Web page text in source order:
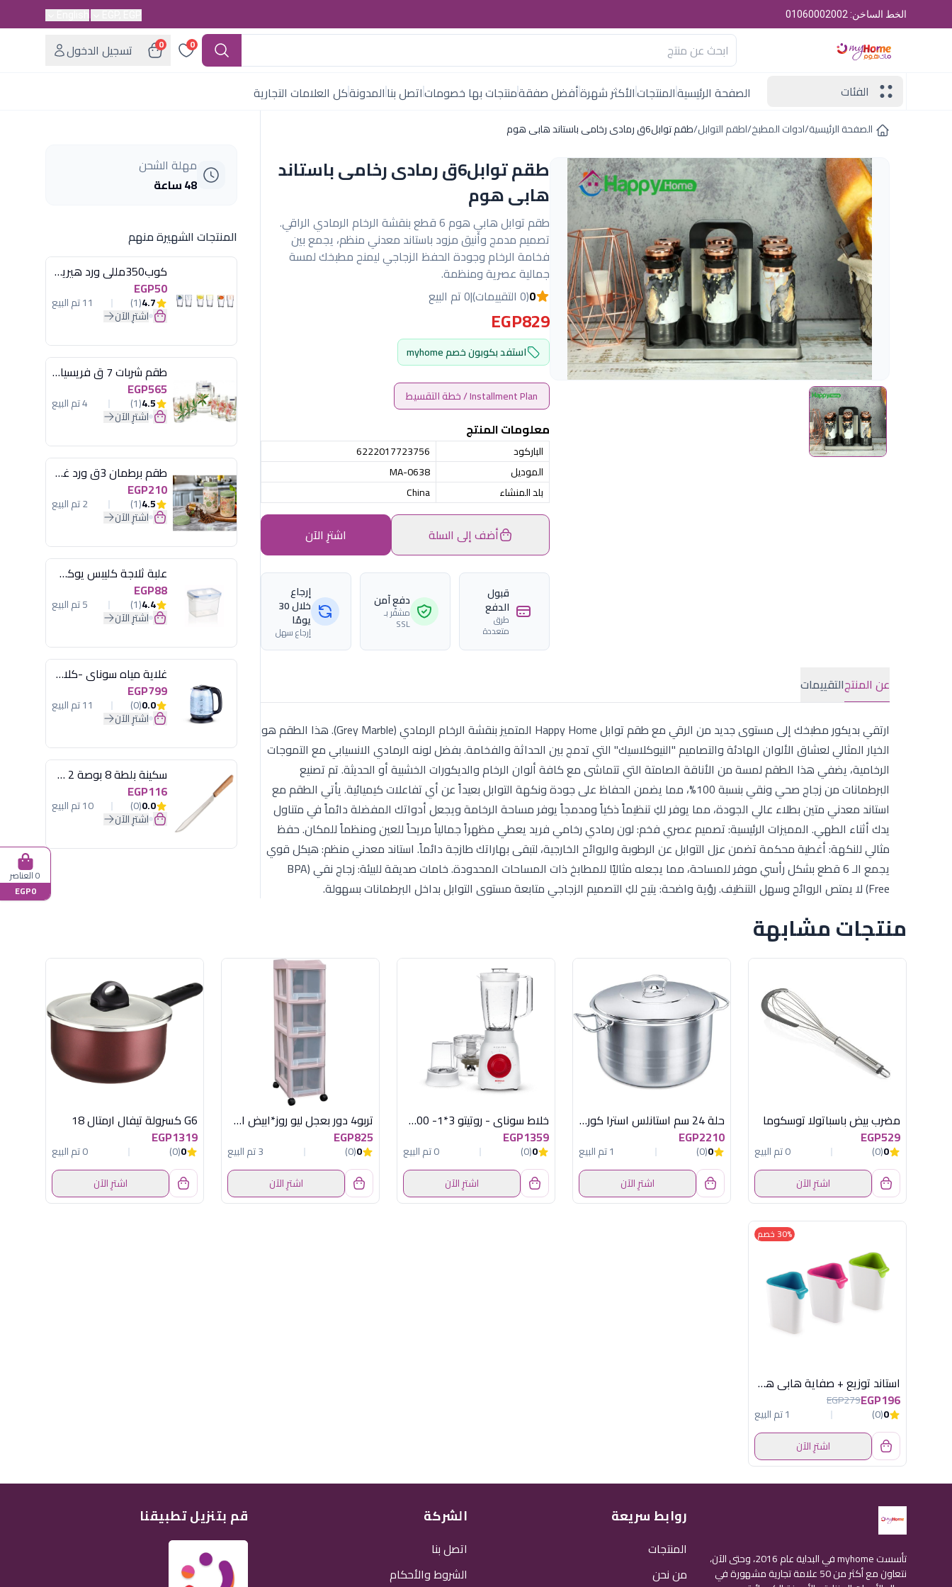
الخط الساخن: 01060002002
0
0
تسجيل الدخول
الفئات
الصفحة الرئيسيةالمنتجاتالأكثر شهرةأفضل صفقةمنتجات بها خصوماتاتصل بناالمدونةكل العلامات التجارية
الصفحة الرئيسية/ادوات المطبخ/اطقم التوابل/طقم توابل6ق رمادى رخامى باستاند هابى هوم
طقم توابل6ق رمادى رخامى باستاند
هابى هوم
طقم توابل هابي هوم 6 قطع بنقشة الرخام الرمادي الراقي.
تصميم مدمج وأنيق مزود باستاند معدني منظم، يجمع بين
فخامة الرخام وجودة الحفظ الزجاجي ليمنح مطبخك لمسة
جمالية عصرية ومنظمة.
0(0 التقييمات) |0 تم البيع
EGP829
استفد بكوبون خصم myhome
Installment Plan / خطة التقسيط
معلومات المنتج
الباركود
6222017723756
الموديل
MA-0638
بلد المنشاء
China
أضف إلى السلة اشترِ الآن
قبول
الدفع
طرق
متعددة
دفع آمن
مشفّر بـ
SSL
إرجاع
خلال 30
يومًا
إرجاع سهل
عن المنتجالتقييمات
ارتقي بديكور مطبخك إلى مستوى جديد من الرقي مع طقم توابل Happy Home المتميز بنقشة الرخام الرمادي (Grey Marble). هذا الطقم هو
الخيار المثالي لعشاق الألوان الهادئة والتصاميم "النيوكلاسيك" التي تدمج بين الحداثة والفخامة. بفضل لونه الرمادي الانسيابي مع التموجات
الرخامية، يضفي هذا الطقم لمسة من الأناقة الصامتة التي تتماشى مع كافة ألوان الرخام والديكورات الخشبية أو الحديثة. تم تصنيع
البرطمانات من زجاج صحي ونقي بنسبة 100%، مما يضمن الحفاظ على جودة ونكهة التوابل بعيداً عن أي تفاعلات كيميائية. يأتي الطقم مع
استاند معدني متين بطلاء عالي الجودة، مما يوفر لكِ تنظيماً ذكياً ومدمجاً يوفر مساحة الرخامة ويجعل أدواتك المفضلة دائماً في متناول
يدك أثناء الطهي. المميزات الرئيسية: تصميم عصري فخم: لون رمادي رخامي فريد يعطي مظهراً جمالياً مريحاً للعين ومنظماً للمكان. حفظ
مثالي للنكهة: أغطية محكمة تضمن عزل التوابل عن الرطوبة والروائح الخارجية، لتبقى بهاراتك طازجة دائماً. استاند معدني منظم: هيكل قوي
يجمع الـ 6 قطع بشكل رأسي موفر للمساحة، مما يجعله مثاليًا للمطابخ ذات المساحات المحدودة. خامات صديقة للبيئة: زجاج نقي (BPA
Free) لا يمتص الروائح وسهل التنظيف. رؤية واضحة: يتيح لكِ التصميم الزجاجي متابعة مستوى التوابل بداخل البرطمانات بسهولة.
مهلة الشحن
48 ساعة
المنتجات الشهيرة منهم
كوب350مللى ورد هيريفين
EGP50
4.7
(1) 11 تم البيع
اشترِ الآن
طقم شربات 7 ق فريسيا لومينارك
EGP565
4.5
(1) 4 تم البيع
اشترِ الآن
طقم برطمان 3ق ورد غطاء مينت جرين هيريفين
EGP210
4.5
(1) 2 تم البيع
اشترِ الآن
علبة ثلاجة كليبس يوكسان
EGP88
4.4
(1) 5 تم البيع
اشترِ الآن
غلاية مياه سوناي -كلاسيك 2200 وات، 1.7 لتر زجاج اضائة ليد - MAR-3752
EGP799
0.0
(0) 11 تم البيع
اشترِ الآن
سكينة بلطة 8 بوصة 2 مسمار
EGP116
0.0
(0) 10 تم البيع
اشترِ الآن
منتجات مشابهة
مضرب بيض باسباتولا توسكوما
EGP529
0
(0)
0 تم البيع
اشترِ الآن
حلة 24 سم استانلس استرا كوركماز
EGP2210
0
(0)
1 تم البيع
اشترِ الآن
خلاط سوناي - روتيتو 3*1- 500 وات، 1.5 لتر، 3 سرعات MAR-2500
EGP1359
0
(0)
0 تم البيع
اشترِ الآن
تربو4 دور بعجل ليو روز*ابيض اكسا
EGP825
0
(0)
3 تم البيع
اشترِ الآن
G6 كسرولة تيفال ارمتال 18
EGP1319
0
(0)
0 تم البيع
اشترِ الآن
30% خصم
استاند توزيع + صفاية هابى هوم
EGP196
EGP279
0
(0)
1 تم البيع
اشترِ الآن
تأسست myhome في البداية عام 2016، وحتى الآن،
نتعاون مع أكثر من 50 علامة تجارية مشهورة في
روابط سريعة
المنتجات
من نحن
الشركة
اتصل بنا
الشروط والأحكام
قم بتنزيل تطبيقنا
0 العناصر
EGP0